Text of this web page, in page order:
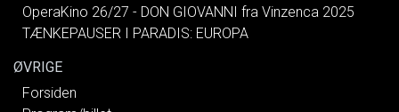
OperaKino 26/27 - DON GIOVANNI fra Vinzenca 2025
TÆNKEPAUSER I PARADIS: EUROPA
ØVRIGE
Forsiden